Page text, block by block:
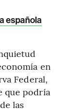
española
en
Federal,
que podría
las